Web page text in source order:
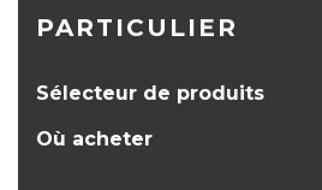
PARTICULIER
Sélecteur de produits
Où acheter